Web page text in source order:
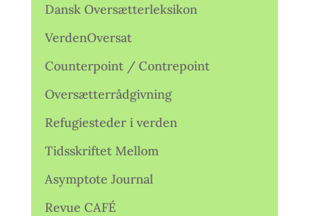
Dansk Oversætterleksikon
VerdenOversat
Counterpoint / Contrepoint
Oversætterrådgivning
Refugiesteder i verden
Tidsskriftet Mellom
Asymptote Journal
Revue CAFÉ